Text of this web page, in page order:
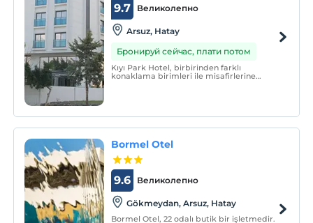
Великолепно
9.7
Arsuz, Hatay
Бронируй сейчас, плати потом
Kıyı Park Hotel, birbirinden farklı
konaklama birimleri ile misafirlerine
Bormel Otel
Великолепно
9.6
Gökmeydan, Arsuz, Hatay
Bormel Otel, 22 odalı butik bir işletmedir.